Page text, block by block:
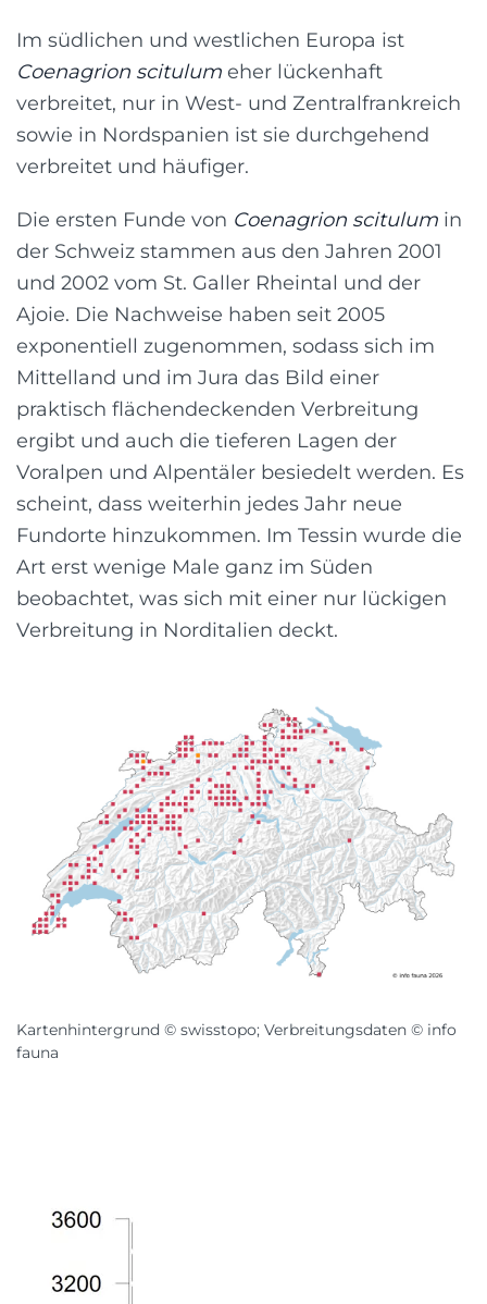
Im südlichen und westlichen Europa ist
Coenagrion scitulum eher lückenhaft
verbreitet, nur in West- und Zentralfrankreich
sowie in Nordspanien ist sie durchgehend
verbreitet und häufiger.
Die ersten Funde von Coenagrion scitulum in
der Schweiz stammen aus den Jahren 2001
und 2002 vom St. Galler Rheintal und der
Ajoie. Die Nachweise haben seit 2005
exponentiell zugenommen, sodass sich im
Mittelland und im Jura das Bild einer
praktisch flächendeckenden Verbreitung
ergibt und auch die tieferen Lagen der
Voralpen und Alpentäler besiedelt werden. Es
scheint, dass weiterhin jedes Jahr neue
Fundorte hinzukommen. Im Tessin wurde die
Art erst wenige Male ganz im Süden
beobachtet, was sich mit einer nur lückigen
Verbreitung in Norditalien deckt.
Kartenhintergrund © swisstopo; Verbreitungsdaten © info
fauna